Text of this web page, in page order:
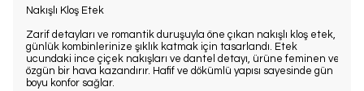
Nakışlı Kloş Etek
Zarif detayları ve romantik duruşuyla öne çıkan nakışlı kloş etek,
günlük kombinlerinize şıklık katmak için tasarlandı. Etek
ucundaki ince çiçek nakışları ve dantel detayı, ürüne feminen ve
özgün bir hava kazandırır. Hafif ve dökümlü yapısı sayesinde gün
boyu konfor sağlar.